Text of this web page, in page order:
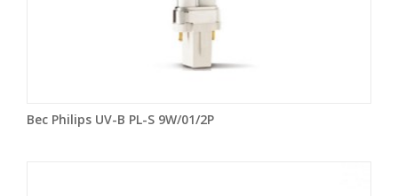
Bec Philips UV-B PL-S 9W/01/2P